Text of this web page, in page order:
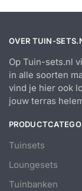
OVER TUIN-
Op Tuin-sets.nl
in alle soorten
vind je hier ook
jouw terras
Tuinsets
Loungesets
Tuinbanken